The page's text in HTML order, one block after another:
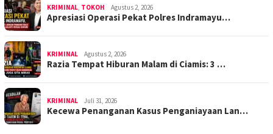
KRIMINAL TOKOH Agustus 2, 2026
Apresiasi Operasi Pekat Polres Indramayu…
KRIMINAL Agustus 2, 2026
Razia Tempat Hiburan Malam di Ciamis: 3 …
KRIMINAL Juli 31, 2026
Kecewa Penanganan Kasus Penganiayaan Lan…